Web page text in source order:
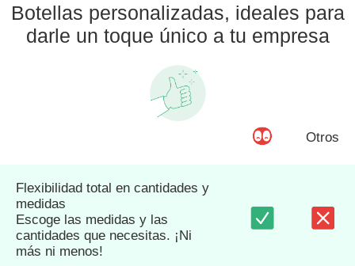
Botellas personalizadas, ideales para
darle un toque único a tu empresa
Otros
Flexibilidad total en cantidades y
medidas
Escoge las medidas y las
cantidades que necesitas. ¡Ni
más ni menos!